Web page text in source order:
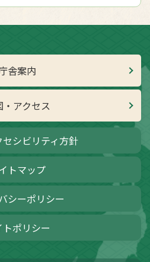
舎案内
・アクセス
セシビリティ方針
トマップ
シーポリシー
トポリシー